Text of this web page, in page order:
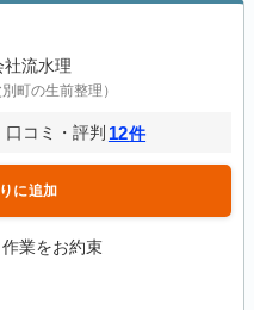
社流水理
町の生前整理）
口コミ・評判 12件
に追加
業をお約束